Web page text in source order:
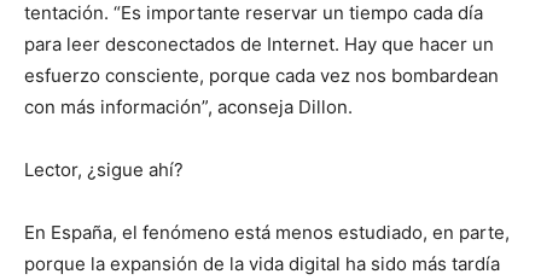
tentación. “Es importante reservar un tiempo cada día
para leer desconectados de Internet. Hay que hacer un
esfuerzo consciente, porque cada vez nos bombardean
con más información”, aconseja Dillon.
Lector, ¿sigue ahí?
En España, el fenómeno está menos estudiado, en parte,
porque la expansión de la vida digital ha sido más tardía